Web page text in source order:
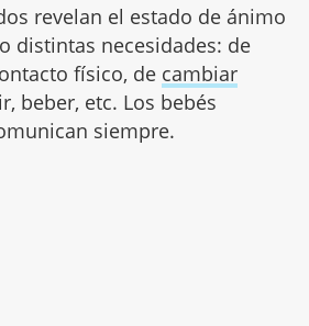
revelan el estado de ánimo
distintas necesidades: de
físico, de cambiar
beber, etc. Los bebés
siempre.